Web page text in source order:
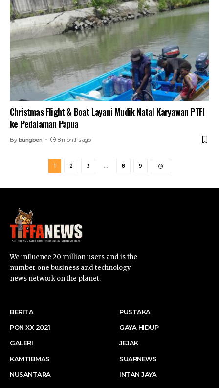
Christmas Flight & Boat Layani Mudik Natal Karyawan PTFI
ke Pedalaman Papua
By bungben 8 months ago
1 2 3 … 8 9
We influence 20 million users and is the
number one business and technology
news network on the planet.
BERITA
PON XX 2021
GALERI
KAMTIBMAS
NUSANTARA
PUSTAKA
GAYA HIDUP
JEJAK
SUARNEWS
INTAN JAYA